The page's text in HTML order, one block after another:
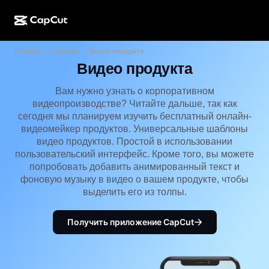
CapCut для компьютера
Веб-версия CapCut
CapCut Pad
Мобильная версия CapCut
Dreamina AI
Видеостудия
ИИ-генератор видео
ИИ-генератор изображений
Улучшение изображений от ИИ
Dreamina Seedance 2.5
Nano Banana Pro
Редактор и генератор видео
Редактор и генератор изображений
Редактор и генератор голоса
Еще
Варианты использования
Шаблоны для соцсетей
Праздничные шаблоны
Еще
Шаблоны календарей
Шаблоны для годовщин
Инициативы
Партнеры
Программа первопроходцев
Креативный кампус CapCut
Главная Создать Видео продукта
Видео продукта
Вам нужно узнать о корпоративном
видеопроизводстве? Читайте дальше, так как
сегодня мы планируем изучить бесплатный онлайн-
видеомейкер продуктов. Универсальные шаблоны
видео продуктов. Простой в использовании
пользовательский интерфейс. Кроме того, вы можете
попробовать добавить анимированный текст и
фоновую музыку в видео о вашем продукте, чтобы
выделить его из толпы.
Получить приложение CapCut